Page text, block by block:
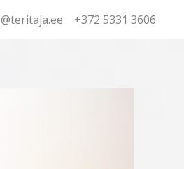
+372 5331 3606